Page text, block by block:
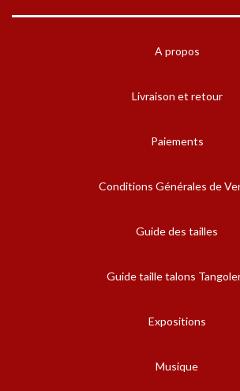
A propos
Livraison et retour
Paiements
Conditions Générales de
Guide des tailles
Guide taille talons
Expositions
Musique